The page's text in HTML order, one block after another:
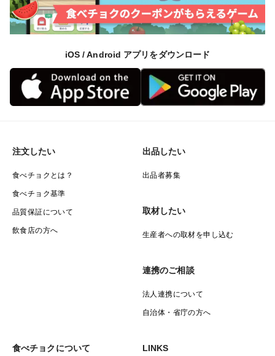
iOS / Android アプリをダウンロード
注文したい
食べチョクとは？
食べチョク基準
品質保証について
飲食店の方へ
出品したい
出品者募集
取材したい
生産者への取材を申し込む
連携のご相談
法人連携について
自治体・省庁の方へ
食べチョクについて LINKS